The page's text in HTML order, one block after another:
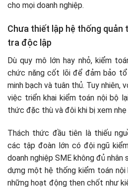
cho mọi doanh nghiệp.
Chưa thiết lập hệ thống quản
tra độc lập
Dù quy mô lớn hay nhỏ, kiểm
chức năng cốt lõi để đảm bảo tổ
minh bạch và tuân thủ. Tuy nhiên,
việc triển khai kiểm toán nội bộ
thức đặc thù và đôi khi bị xem
Thách thức đầu tiên là thiếu
các tập đoàn lớn có đội ngũ
doanh nghiệp SME không đủ
dựng một hệ thống kiểm toán nội
những hoạt động then chốt như